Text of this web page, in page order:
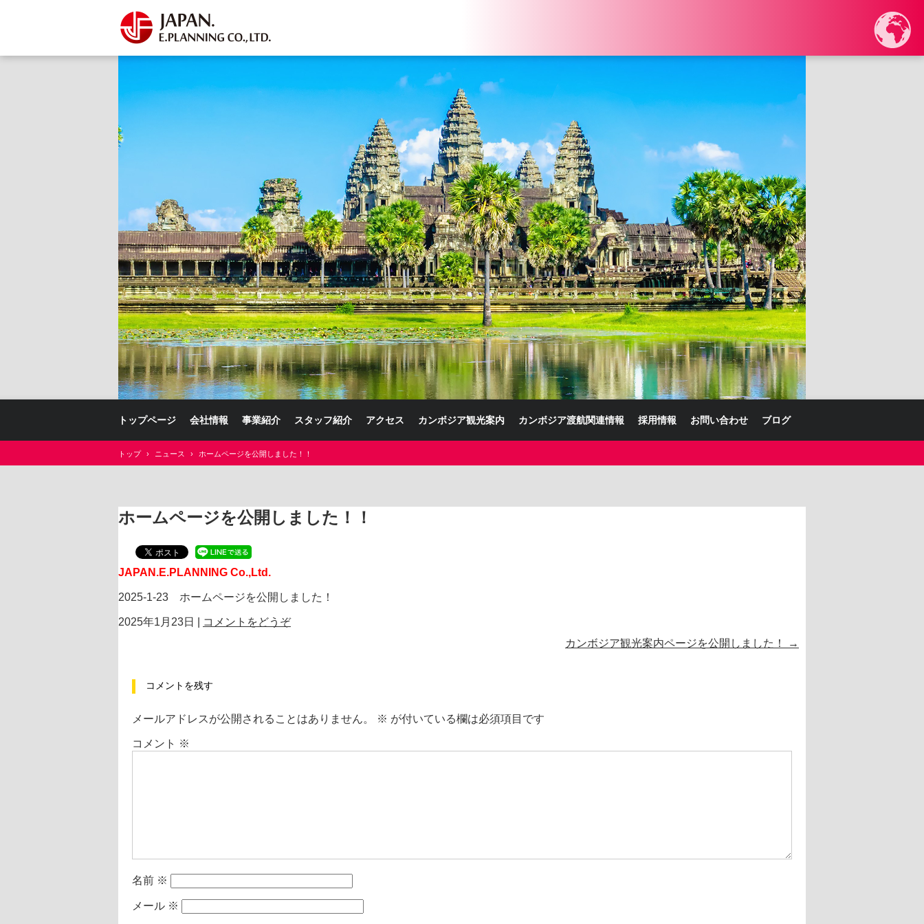
トップページ 会社情報 事業紹介 スタッフ紹介 アクセス カンボジア観光案内 カンボジア渡航関連情報 採用情報 お問い合わせ ブログ
トップ › ニュース › ホームページを公開しました！！
ホームページを公開しました！！
JAPAN.E.PLANNING Co.,Ltd.
2025-1-23 ホームページを公開しました！
2025年1月23日
コメントをどうぞ
カンボジア観光案内ページを公開しました！
→
コメントを残す
メールアドレスが公開されることはありません。 ※ が付いている欄は必須項目です
コメント ※
名前 ※
メール ※